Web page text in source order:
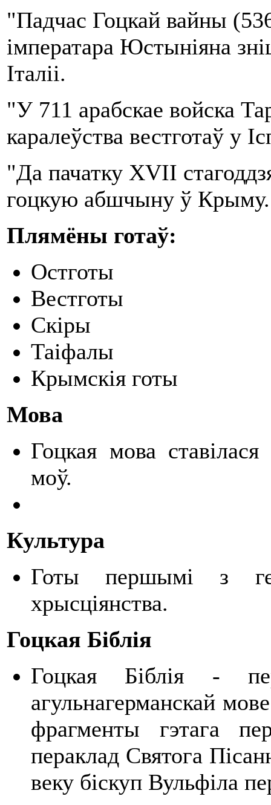
"Падчас Гоцкай вайны
імператара Юстыніяна
Італіі.
"У 711 арабскае войска
каралеўства вестготаў у
"Да пачатку XVII
гоцкую абшчыну ў Крыму.
Плямёны готаў:
Остготы
Вестготы
Скіры
Таіфалы
Крымскія готы
Мова
Гоцкая мова
моў.
Культура
Готы першымі з
хрысціянства.
Гоцкая Біблія
Гоцкая Біблія -
агульнагерманскай
фрагменты гэтага
пераклад Святога
веку біскуп Вульфіла